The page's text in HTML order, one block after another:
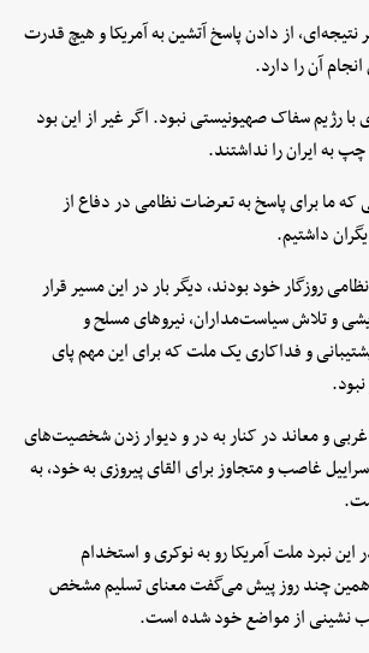
نتیجه‌ای، از دادن پاسخ آتشین به آمریکا و هیچ قدرت
آن را دارد.
رژیم سفاک صهیونیستی نبود. اگر غیر از این بود
به ایران را نداشتند.
ما برای پاسخ به تعرضات نظامی در دفاع از
داشتیم.
روزگار خود بودند، دیگر بار در این مسیر قرار
و تلاش سیاست‌مداران، نیرو‌های مسلح و
و فداکاری یک ملت که برای این مهم پای
و معاند در کنار به در و دیوار زدن شخصیت‌های
غاصب و متجاوز برای القای پیروزی به خود، به
نبرد ملت آمریکا رو به نوکری و استخدام
همین چند روز پیش می‌گفت معنای تسلیم مشخص
نشینی از مواضع خود شده است.